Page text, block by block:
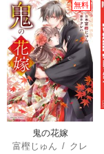
無料
鬼の花嫁
富樫じゅん / クレ